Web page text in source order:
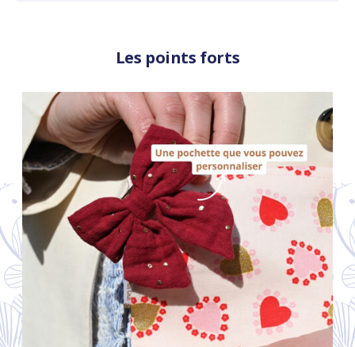
Les points forts